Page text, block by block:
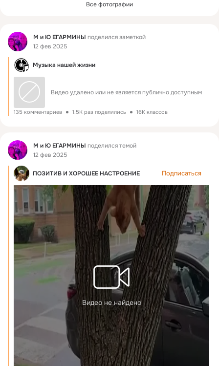
Все фотографии
Фид М и Ю ЕГАРМИНЫ поделился заметкой
12 фев 2025
Музыка нашей жизни
Видео удалено или не является публично доступным
135 комментариев 1.5K раз поделились 16K классов
Фид М и Ю ЕГАРМИНЫ поделился темой
12 фев 2025
ПОЗИТИВ И ХОРОШЕЕ НАСТРОЕНИЕ Подписаться
Видео не найдено